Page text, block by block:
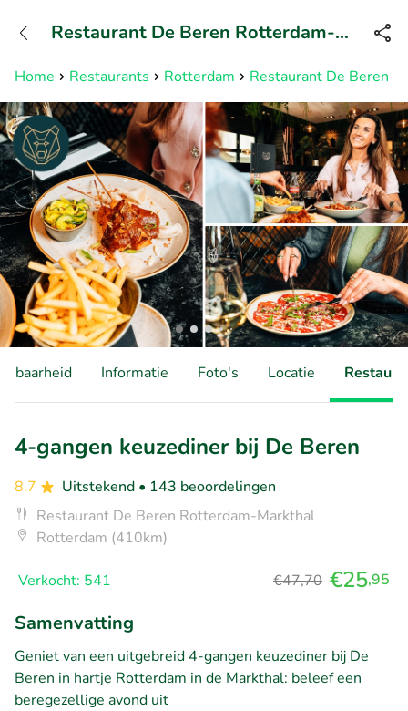
Bereikbaar tot 23:00 uur
Home Restaurants Rotterdam Restaurant De Beren
Restaurant De Beren Rotterdam-
Informatie Foto's Locatie
4-gangen keuzediner bij De Beren
8.7 Uitstekend • 143 beoordelingen
Restaurant De Beren Rotterdam-Markthal
Rotterdam (410km)
Verkocht: 541 €47,70 €25,95
Samenvatting
Geniet van een uitgebreid 4-gangen keuzediner bij De
Beren in hartje Rotterdam in de Markthal: beleef een
beregezellige avond uit